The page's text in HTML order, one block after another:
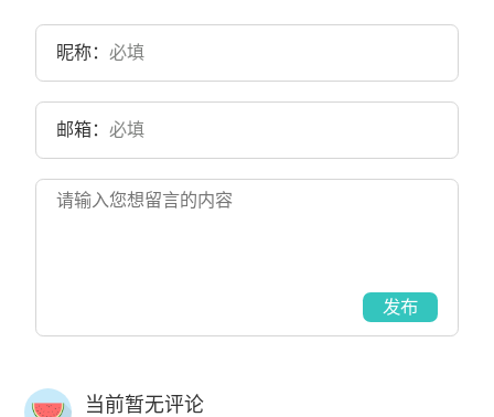
昵称：
邮箱：
发布
当前暂无评论